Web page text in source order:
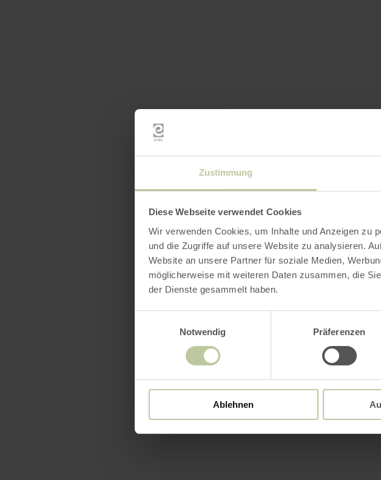
Zustimmung
Diese Webseite verwendet Cookies
Wir verwenden Cookies, um Inhalte und Anzeigen zu
und die Zugriffe auf unsere Website zu analysieren.
Website an unsere Partner für soziale Medien,
möglicherweise mit weiteren Daten zusammen, die
der Dienste gesammelt haben.
Notwendig
Präferenzen
Ablehnen